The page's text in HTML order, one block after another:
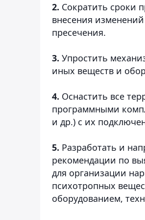
2. Сократить сроки
внесения
пресечения.
3. Упростить
иных веществ и
4. Оснастить все
программными
и др.) с их
5. Разработать и
рекомендации по
для организации
психотропных
оборудованием,